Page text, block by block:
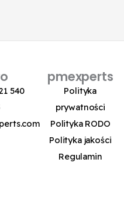
540
pmexperts
Polityka
prywatności
Polityka RODO
Polityka jakości
Regulamin